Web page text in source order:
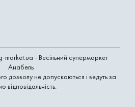
- Весільний супермаркет
Анабель
дозволу не допускаються і ведуть за
відповідальність.